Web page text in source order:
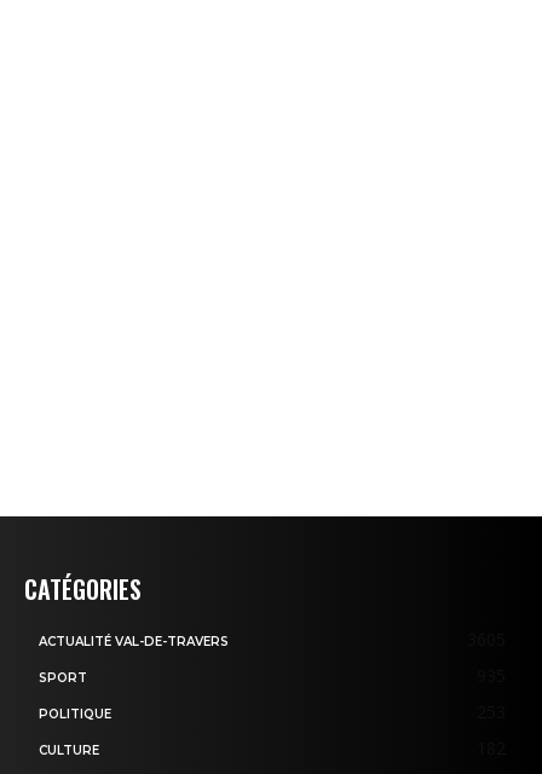
CATÉGORIES
ACTUALITÉ VAL-DE-TRAVERS
SPORT
POLITIQUE
CULTURE